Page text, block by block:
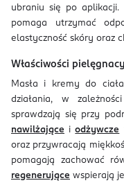
ubraniu się po aplikacji.
pomaga utrzymać
elastyczność skóry oraz
Właściwości
Masła i kremy do
działania, w
sprawdzają się przy
nawilżające iodżywcze
oraz przywracają
pomagają zachować
regenerujące wspierają